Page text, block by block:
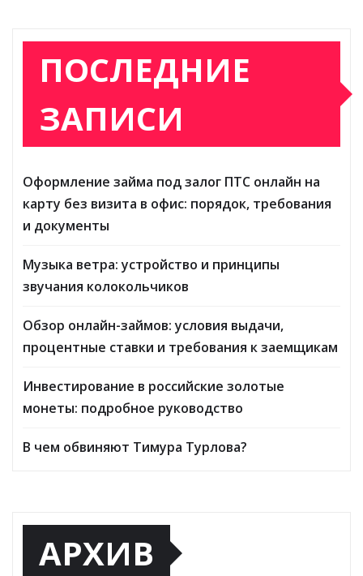
ПОСЛЕДНИЕ
ЗАПИСИ
Оформление займа под залог ПТС онлайн на
карту без визита в офис: порядок, требования
и документы
Музыка ветра: устройство и принципы
звучания колокольчиков
Обзор онлайн-займов: условия выдачи,
процентные ставки и требования к заемщикам
Инвестирование в российские золотые
монеты: подробное руководство
В чем обвиняют Тимура Турлова?
АРХИВ